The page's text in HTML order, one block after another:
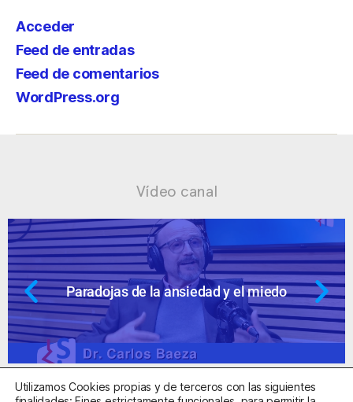
Acceder
Feed de entradas
Feed de comentarios
WordPress.org
Vídeo canal
miedo Ansiedad: supuestos
Utilizamos Cookies propias y de terceros con las siguientes